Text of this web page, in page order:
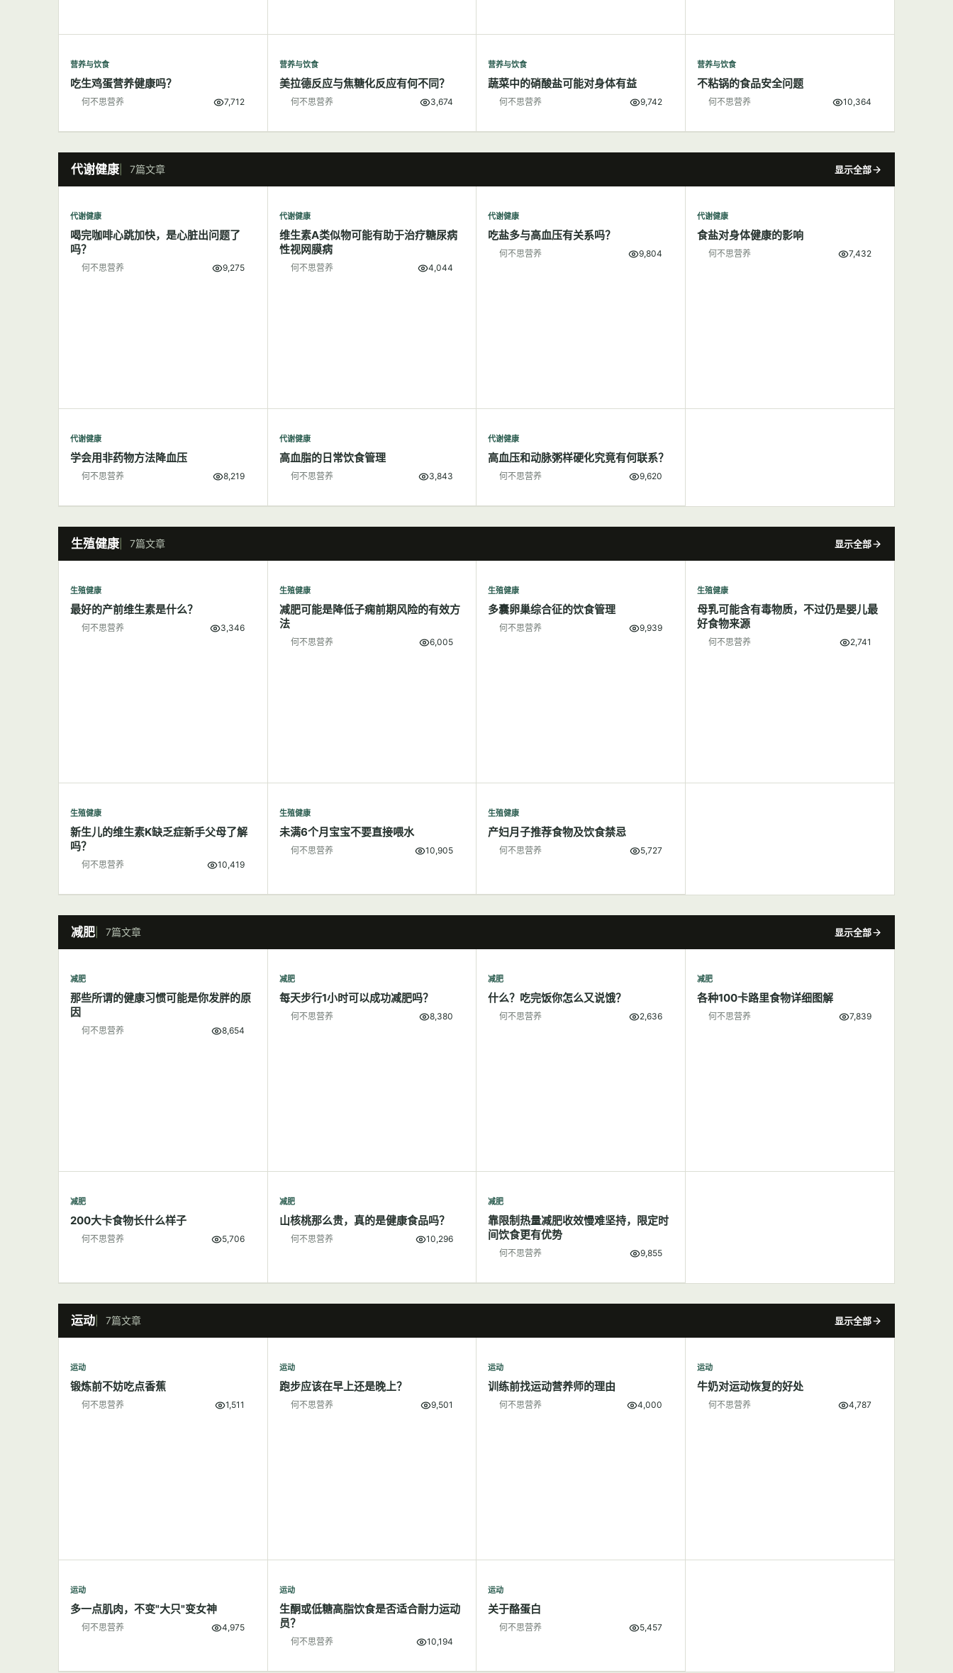
营养与饮食
吃生鸡蛋营养健康吗？
何不思营养 7,712
营养与饮食
美拉德反应与焦糖化反应有何不同？
何不思营养 3,674
营养与饮食
蔬菜中的硝酸盐可能对身体有益
何不思营养 9,742
营养与饮食
不粘锅的食品安全问题
何不思营养 10,364
代谢健康 7篇文章 显示全部
代谢健康
喝完咖啡心跳加快，是心脏出问题了
吗？
何不思营养 9,275
代谢健康
维生素A类似物可能有助于治疗糖尿病
性视网膜病
何不思营养 4,044
代谢健康
吃盐多与高血压有关系吗？
何不思营养 9,804
代谢健康
食盐对身体健康的影响
何不思营养 7,432
代谢健康
学会用非药物方法降血压
何不思营养 8,219
代谢健康
高血脂的日常饮食管理
何不思营养 3,843
代谢健康
高血压和动脉粥样硬化究竟有何联系？
何不思营养 9,620
生殖健康 7篇文章 显示全部
生殖健康
最好的产前维生素是什么？
何不思营养 3,346
生殖健康
减肥可能是降低子痫前期风险的有效方
法
何不思营养 6,005
生殖健康
多囊卵巢综合征的饮食管理
何不思营养 9,939
生殖健康
母乳可能含有毒物质，不过仍是婴儿最
好食物来源
何不思营养 2,741
生殖健康
新生儿的维生素K缺乏症新手父母了解
吗？
何不思营养 10,419
生殖健康
未满6个月宝宝不要直接喂水
何不思营养 10,905
生殖健康
产妇月子推荐食物及饮食禁忌
何不思营养 5,727
减肥 7篇文章 显示全部
减肥
那些所谓的健康习惯可能是你发胖的原
因
何不思营养 8,654
减肥
每天步行1小时可以成功减肥吗？
何不思营养 8,380
减肥
什么？吃完饭你怎么又说饿？
何不思营养 2,636
减肥
各种100卡路里食物详细图解
何不思营养 7,839
减肥
200大卡食物长什么样子
何不思营养 5,706
减肥
山核桃那么贵，真的是健康食品吗？
何不思营养 10,296
减肥
靠限制热量减肥收效慢难坚持，限定时
间饮食更有优势
何不思营养 9,855
运动 7篇文章 显示全部
运动
锻炼前不妨吃点香蕉
何不思营养 1,511
运动
跑步应该在早上还是晚上？
何不思营养 9,501
运动
训练前找运动营养师的理由
何不思营养 4,000
运动
牛奶对运动恢复的好处
何不思营养 4,787
运动
多一点肌肉，不变"大只"变女神
何不思营养 4,975
运动
生酮或低糖高脂饮食是否适合耐力运动
员？
何不思营养 10,194
运动
关于酪蛋白
何不思营养 5,457